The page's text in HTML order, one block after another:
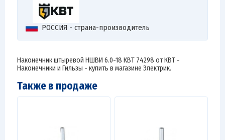
РОССИЯ - страна-производитель
Наконечник штыревой НШВИ 6.0-18 КВТ 74298 от КВТ -
Наконечники и Гильзы - купить в магазине Электрик.
Также в продаже